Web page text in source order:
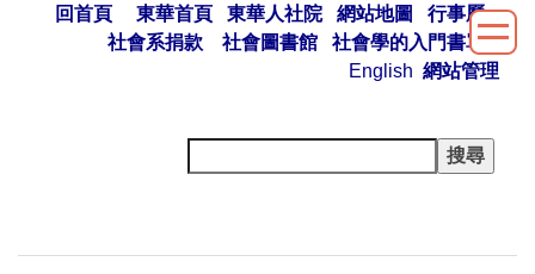
回首頁 東華首頁 東華人社院 網站地圖
行事曆
社會系捐款
社會圖書館
社會學的入門書單
English 網站管理